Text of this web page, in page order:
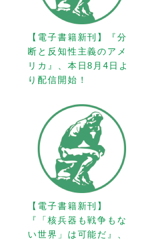
【電子書籍新刊】『分
断と反知性主義のアメ
リカ』、本日8月4日よ
り配信開始！
【電子書籍新刊】
『「核兵器も戦争もな
い世界」は可能だ』、